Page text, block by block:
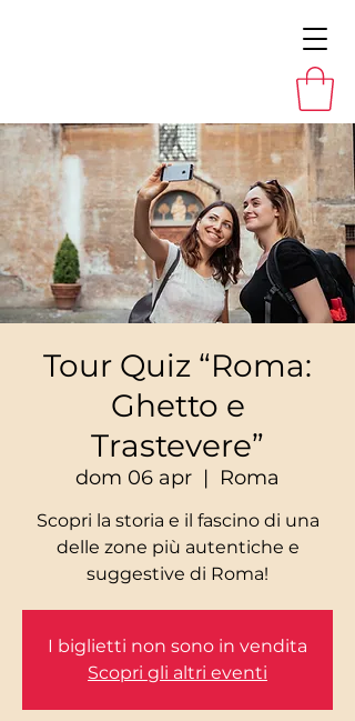
Tour Quiz “Roma:
Ghetto e
Trastevere”
dom 06 apr
  |
Roma
Scopri la storia e il fascino di una
delle zone più autentiche e
I biglietti non sono in vendita
Scopri gli altri eventi